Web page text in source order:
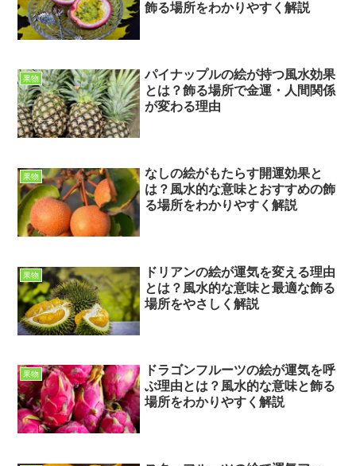
飾る場所をわかりやすく解説
果物
パイナップルの絵が持つ風水効果
とは？飾る場所で金運・人間関係
が変わる理由
果物
なしの絵がもたらす開運効果と
は？風水的な意味とおすすめの飾
る場所をわかりやすく解説
果物
ドリアンの絵が運気を変える理由
とは？風水的な意味と最適な飾る
場所をやさしく解説
果物
ドラゴンフルーツの絵が運気を呼
ぶ理由とは？風水的な意味と飾る
場所をわかりやすく解説